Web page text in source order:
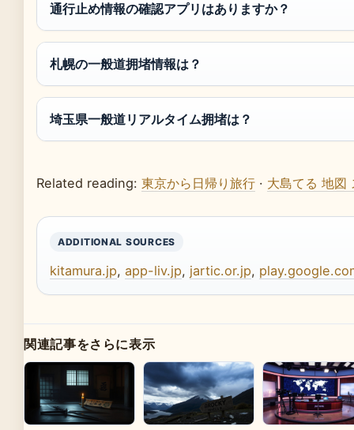
通行止め情報の確認アプリはありますか？
札幌の一般道拥堵情報は？
埼玉県一般道リアルタイム拥堵は？
Related reading: 東京から日帰り旅行 · 大島てる 地図
ADDITIONAL SOURCES
kitamura.jp, app-liv.jp, jartic.or.jp,
関連記事をさらに表示